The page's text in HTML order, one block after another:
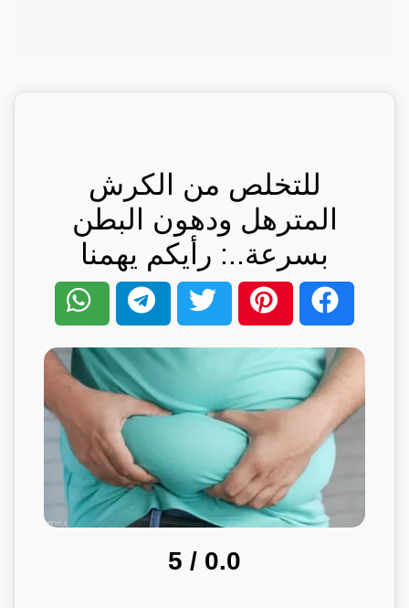
للتخلص من الكرش
المترهل ودهون البطن
بسرعة..: رأيكم يهمنا
0.0
/ 5